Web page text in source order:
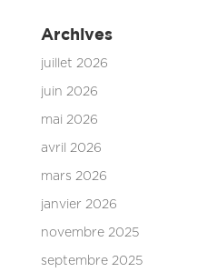
Archives
juillet 2026
juin 2026
mai 2026
avril 2026
mars 2026
janvier 2026
novembre 2025
septembre 2025